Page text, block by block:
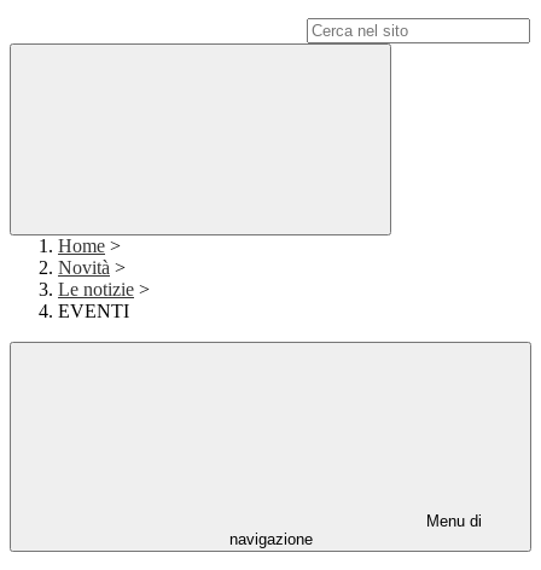
Home >
Novità >
Le notizie >
EVENTI
Menu di
navigazione